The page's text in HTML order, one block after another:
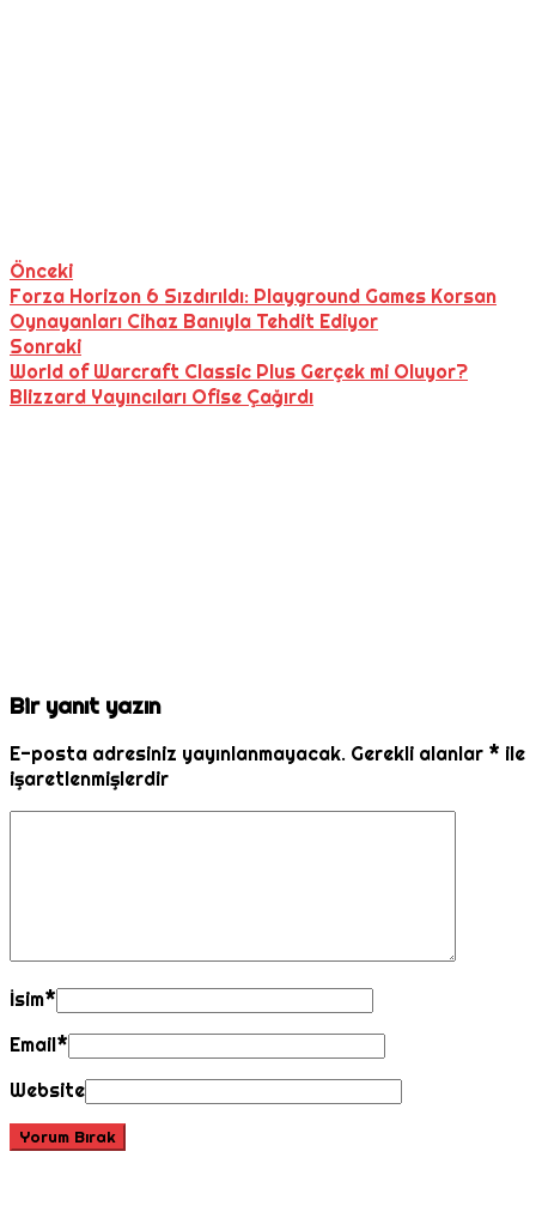
Önceki
Forza Horizon 6 Sızdırıldı: Playground Games Korsan
Oynayanları Cihaz Banıyla Tehdit Ediyor
Sonraki
World of Warcraft Classic Plus Gerçek mi Oluyor?
Blizzard Yayıncıları Ofise Çağırdı
Bir yanıt yazın
E-posta adresiniz yayınlanmayacak. Gerekli alanlar * ile
işaretlenmişlerdir
İsim*
Email*
Website